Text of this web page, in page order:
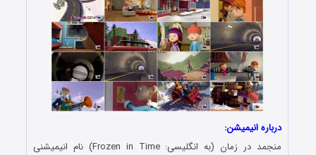
درباره انیمیشن:
منجمد در زمان (به انگلیسی: Frozen in Time) نام انیمیشنی